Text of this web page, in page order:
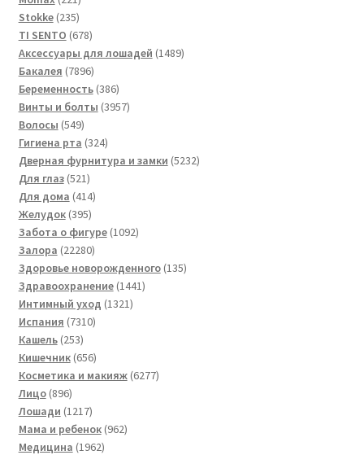
товар
Stokke 235235
товаров
TI SENTO 678678
товаров
Аксессуары для лошадей 14891489
Бакалея 78967896
товаров
Беременность 386386
товаров
Винты и болты 39573957
Волосы 549549
товаров
Гигиена рта 324324
товара
Дверная фурнитура и замки 52325232
Для глаз 521521
товар
Для дома 414414
Желудок 395395
товаров
Забота о фигуре 10921092
Залора 2228022280
товаров
Здоровье новорожденного 135135
Здравоохранение 14411441
Интимный уход 13211321
Испания 73107310
Кашель 253253
товара
Кишечник 656656
товаров
Косметика и макияж 62776277
Лицо 896896
товаров
Лошади 12171217
товаров
Мама и ребенок 962962
Медицина 19621962